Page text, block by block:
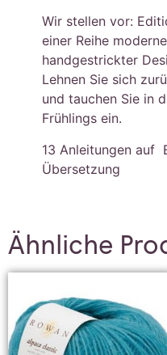
Wir stellen vor:
einer Reihe
handgestrickter
Lehnen Sie sich
und tauchen Sie in
Frühlings ein.
13 Anleitungen auf
Übersetzung
Ähnliche